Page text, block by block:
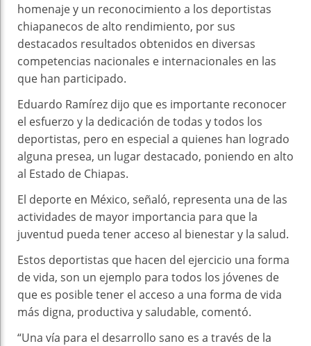
homenaje y un reconocimiento a los deportistas
chiapanecos de alto rendimiento, por sus
destacados resultados obtenidos en diversas
competencias nacionales e internacionales en las
que han participado.
Eduardo Ramírez dijo que es importante reconocer
el esfuerzo y la dedicación de todas y todos los
deportistas, pero en especial a quienes han logrado
alguna presea, un lugar destacado, poniendo en alto
al Estado de Chiapas.
El deporte en México, señaló, representa una de las
actividades de mayor importancia para que la
juventud pueda tener acceso al bienestar y la salud.
Estos deportistas que hacen del ejercicio una forma
de vida, son un ejemplo para todos los jóvenes de
que es posible tener el acceso a una forma de vida
más digna, productiva y saludable, comentó.
“Una vía para el desarrollo sano es a través de la